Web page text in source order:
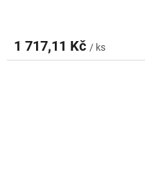
1 717,11 Kč / ks